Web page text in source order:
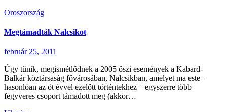
Oroszország
Megtámadták Nalcsikot
február 25, 2011
Úgy tűnik, megismétlődnek a 2005 őszi események a Kabard-
Balkár köztársaság fővárosában, Nalcsikban, amelyet ma este –
hasonlóan az öt évvel ezelőtt történtekhez – egyszerre több
fegyveres csoport támadott meg (akkor…